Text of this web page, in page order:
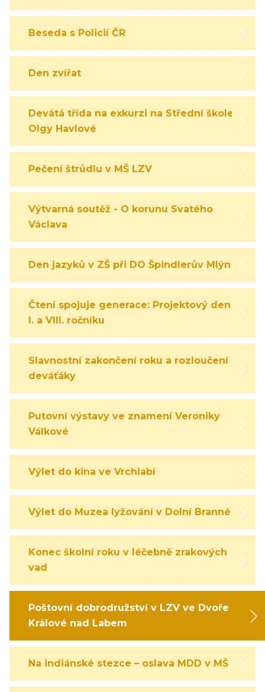
Beseda s Policií ČR
Den zvířat
Devátá třída na exkurzi na Střední škole
Olgy Havlové
Pečení štrůdlu v MŠ LZV
Výtvarná soutěž - O korunu Svatého
Václava
Den jazyků v ZŠ při DO Špindlerův Mlýn
Čtení spojuje generace: Projektový den
I. a VIII. ročníku
Slavnostní zakončení roku a rozloučení s
deváťáky
Putovní výstavy ve znamení Veroniky
Válkové
Výlet do kina ve Vrchlabí
Výlet do Muzea lyžování v Dolní Branné
Konec školní roku v léčebně zrakových
vad
Poštovní dobrodružství v LZV ve Dvoře
Králové nad Labem
Na indiánské stezce – oslava MDD v MŠ